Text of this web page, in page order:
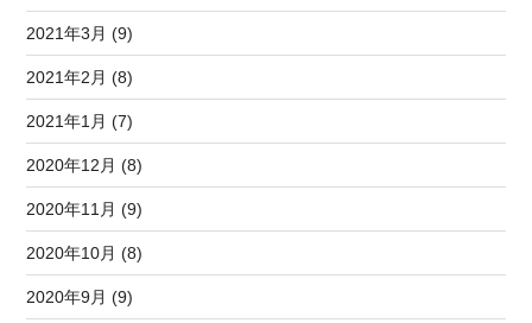
2021年3月 (9)
2021年2月 (8)
2021年1月 (7)
2020年12月 (8)
2020年11月 (9)
2020年10月 (8)
2020年9月 (9)